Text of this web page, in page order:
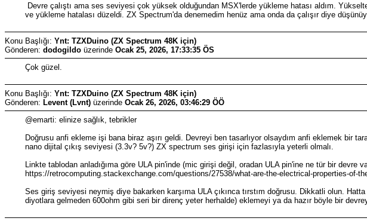
Devre çalıştı ama ses seviyesi çok yüksek olduğundan MSX'lerde yükleme hatası aldım.
ve yükleme hatalası düzeldi. ZX Spectrum'da denemedim henüz ama onda da çalışır diye
Konu Başlığı: Ynt: TZXDuino (ZX Spectrum 48K için)
Gönderen: dodogildo üzerinde Ocak 25, 2026, 17:33:35 ÖS
Çok güzel.
Konu Başlığı: Ynt: TZXDuino (ZX Spectrum 48K için)
Gönderen: Levent (Lvnt) üzerinde Ocak 26, 2026, 03:46:29 ÖÖ
@emarti: elinize sağlık, tebrikler
Doğrusu anfi ekleme işi bana biraz aşırı geldi. Devreyi ben tasarlıyor olsaydım anfi eklemek bir
nano dijital çıkış seviyesi (3.3v? 5v?) ZX spectrum ses girişi için fazlasıyla yeterli olmalı.
Linkte tablodan anladığıma göre ULA pin'inde (mic girişi değil, oradan ULA pin'ine ne tür bir devre
https://retrocomputing.stackexchange.com/questions/27538/what-are-the-electrical-properties-of-
Ses giriş seviyesi neymiş diye bakarken karşıma ULA çıkınca tırstım doğrusu. Dikkatli olun.
diyotlara gelmeden 600ohm gibi seri bir direnç yeter herhalde) eklemeyi ya da hazır böyle bir